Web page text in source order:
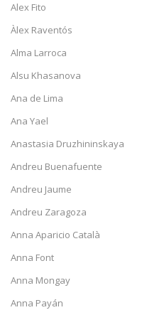
Alex Fito
Àlex Raventós
Alma Larroca
Alsu Khasanova
Ana de Lima
Ana Yael
Anastasia Druzhininskaya
Andreu Buenafuente
Andreu Jaume
Andreu Zaragoza
Anna Aparicio Català
Anna Font
Anna Mongay
Anna Payán